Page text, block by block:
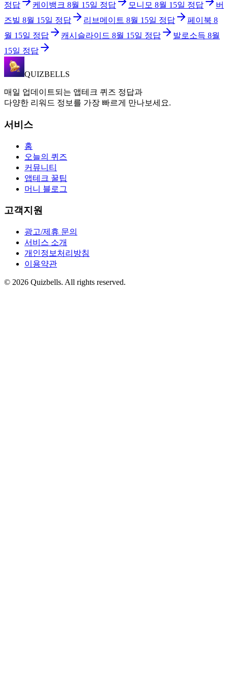
정답
케이뱅크 8월 15일 정답 모니모 8월 15일 정답
버
즈빌 8월 15일 정답 리브메이트 8월 15일 정답 페이북 8
월 15일 정답 캐시슬라이드 8월 15일 정답 발로소득 8월
15일 정답
QUIZBELLS
매일 업데이트되는 앱테크 퀴즈 정답과
다양한 리워드 정보를 가장 빠르게 만나보세요.
서비스
홈
오늘의 퀴즈
커뮤니티
앱테크 꿀팁
머니 블로그
고객지원
광고/제휴 문의
서비스 소개
개인정보처리방침
이용약관
© 2026 Quizbells. All rights reserved.